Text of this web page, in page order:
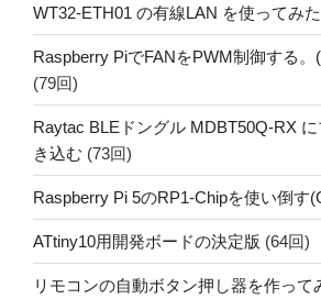
WT32-ETH01 の有線LAN を使ってみた
Raspberry PiでFANをPWM制御する
(79回)
Raytac BLEドングル MDBT50Q-RX
き込む (73回)
Raspberry Pi 5のRP1-Chipを使い倒す
ATtiny10用開発ボードの決定版 (64回)
リモコンの自動ボタン押し器を作って